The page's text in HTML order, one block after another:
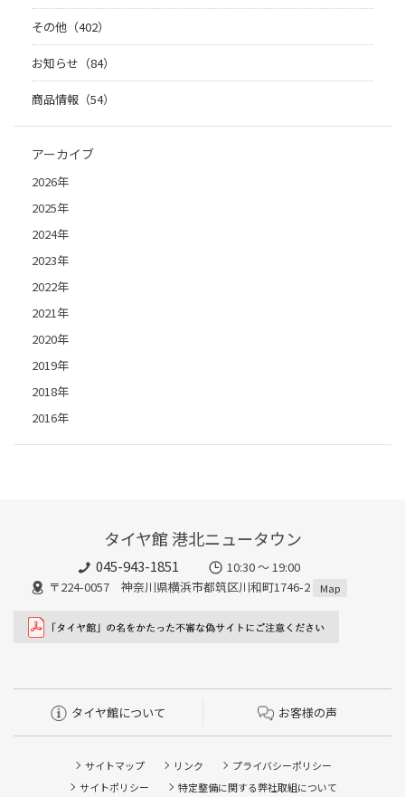
その他（402）
お知らせ（84）
商品情報（54）
アーカイブ
2026年
2025年
2024年
2023年
2022年
2021年
2020年
2019年
2018年
2016年
タイヤ館 港北ニュータウン
045-943-1851
10:30 ～ 19:00
〒224-0057 神奈川県横浜市都筑区川和町1746-2
Map
タイヤ館について お客様の声
サイトマップ リンク
プライバシーポリシー
サイトポリシー
特定整備に関する弊社取組について